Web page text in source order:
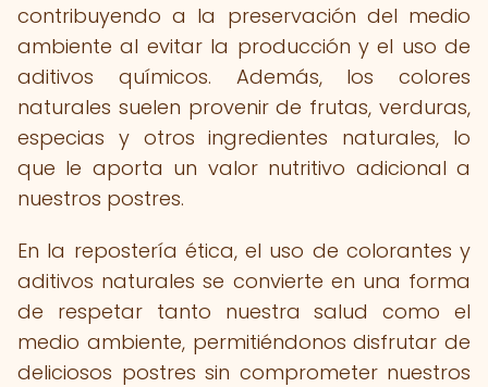
contribuyendo a la preservación del medio
ambiente al evitar la producción y el uso de
aditivos químicos. Además, los colores
naturales suelen provenir de frutas, verduras,
especias y otros ingredientes naturales, lo
que le aporta un valor nutritivo adicional a
nuestros postres.
En la repostería ética, el uso de colorantes y
aditivos naturales se convierte en una forma
de respetar tanto nuestra salud como el
medio ambiente, permitiéndonos disfrutar de
deliciosos postres sin comprometer nuestros